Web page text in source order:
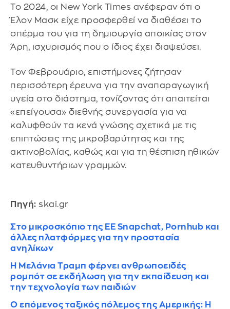
Το 2024, οι New York Times ανέφεραν ότι ο
Έλον Μασκ είχε προσφερθεί να διαθέσει το
σπέρμα του για τη δημιουργία αποικίας στον
Άρη, ισχυρισμός που ο ίδιος έχει διαψεύσει.
Τον Φεβρουάριο, επιστήμονες ζήτησαν
περισσότερη έρευνα για την αναπαραγωγική
υγεία στο διάστημα, τονίζοντας ότι απαιτείται
«επείγουσα» διεθνής συνεργασία για να
καλυφθούν τα κενά γνώσης σχετικά με τις
επιπτώσεις της μικροβαρύτητας και της
ακτινοβολίας, καθώς και για τη θέσπιση ηθικών
κατευθυντήριων γραμμών.
Πηγή: skai.gr
Στο μικροσκόπιο της ΕΕ Snapchat, Pornhub και
άλλες πλατφόρμες για την προστασία
ανηλίκων
Η Μελάνια Τραμπ φέρνει ανθρωποειδές
ρομπότ σε εκδήλωση για την εκπαίδευση και
την τεχνολογία των παιδιών
Ο επόμενος ταξικός πόλεμος της Αμερικής: Η